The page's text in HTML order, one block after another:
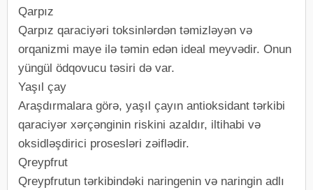
Qarpız
Qarpız qaraciyəri toksinlərdən təmizləyən və
orqanizmi maye ilə təmin edən ideal meyvədir. Onun
yüngül ödqovucu təsiri də var.
Yaşıl çay
Araşdırmalara görə, yaşıl çayın antioksidant tərkibi
qaraciyər xərçənginin riskini azaldır, iltihabi və
oksidləşdirici prosesləri zəiflədir.
Qreypfrut
Qreypfrutun tərkibindəki naringenin və naringin adlı